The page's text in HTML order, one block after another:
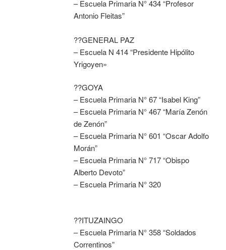
– Escuela Primaria N° 434 “Profesor
Antonio Fleitas”
??GENERAL PAZ
– Escuela N 414 “Presidente Hipólito
Yrigoyen»
??GOYA
– Escuela Primaria N° 67 “Isabel King”
– Escuela Primaria N° 467 “María Zenón
de Zenón”
– Escuela Primaria N° 601 “Oscar Adolfo
Morán”
– Escuela Primaria N° 717 “Obispo
Alberto Devoto”
– Escuela Primaria N° 320
??ITUZAINGO
– Escuela Primaria N° 358 “Soldados
Correntinos”